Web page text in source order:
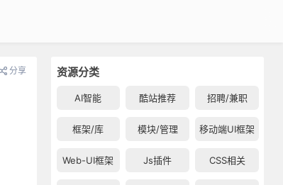
资源分类
AI智能 酷站推荐 招聘/兼职
框架/库 模块/管理 移动端UI框架
Web-UI框架 Js插件 CSS相关
分享